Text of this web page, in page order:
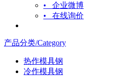
• 企业微博
• 在线询价
产品分类/Category
热作模具钢
冷作模具钢